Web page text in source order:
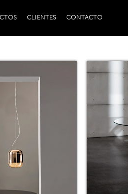
CLIENTES CONTACTO